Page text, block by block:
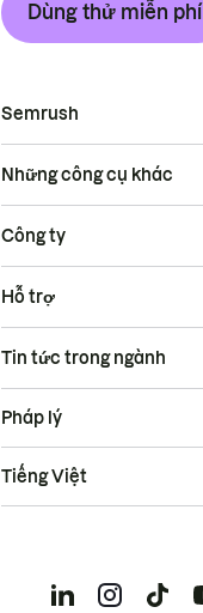
Dùng thử miễn phí
Semrush
Những công cụ khác
Công ty
Hỗ trợ
Tin tức trong ngành
Pháp lý
Tiếng Việt